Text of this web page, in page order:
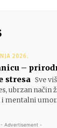
2026.
–
stresa Sve
ubrzan način
mentalni
- Advertisement -